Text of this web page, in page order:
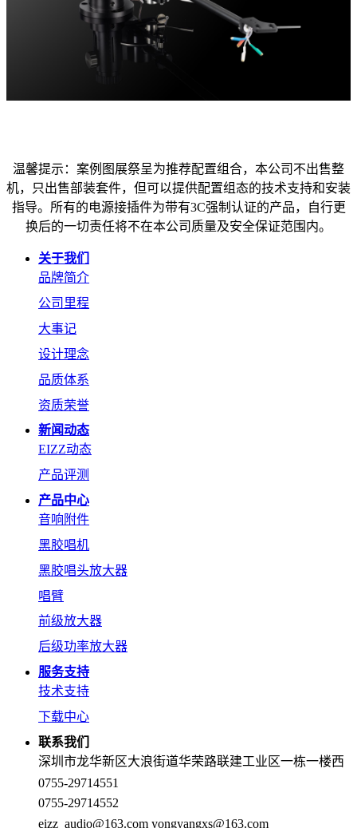
温馨提示：案例图展祭呈为推荐配置组合，本公司不出售整
机，只出售部装套件，但可以提供配置组态的技术支持和安装
指导。所有的电源接插件为带有3C强制认证的产品，自行更
换后的一切责任将不在本公司质量及安全保证范围内。
关于我们
品牌简介
公司里程
大事记
设计理念
品质体系
资质荣誉
新闻动态
EIZZ动态
产品评测
产品中心
音响附件
黑胶唱机
黑胶唱头放大器
唱臂
前级放大器
后级功率放大器
服务支持
技术支持
下载中心
联系我们
深圳市龙华新区大浪街道华荣路联建工业区一栋一楼西
0755-29714551
0755-29714552
eizz_audio@163.com yongyangxs@163.com